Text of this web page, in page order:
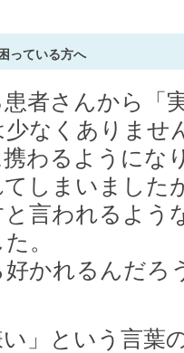
っている方へ
者さんから「
なくありませ
わるようにな
てしまいました
言われるよう
。
好かれるんだろ
」という言葉